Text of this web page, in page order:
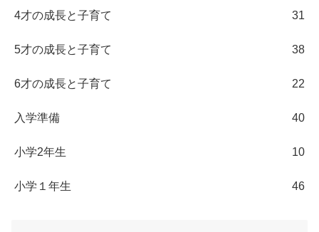
4才の成長と子育て 31
5才の成長と子育て 38
6才の成長と子育て 22
入学準備 40
小学2年生 10
小学１年生 46